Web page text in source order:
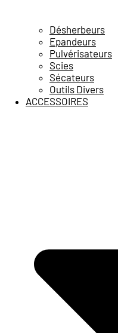
Désherbeurs
Epandeurs
Pulvérisateurs
Scies
Sécateurs
Outils Divers
ACCESSOIRES